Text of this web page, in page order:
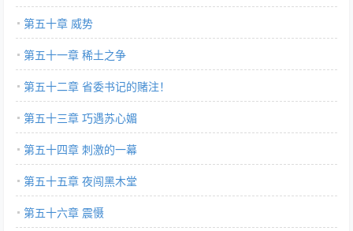
第五十章 威势
第五十一章 稀土之争
第五十二章 省委书记的赌注！
第五十三章 巧遇苏心媚
第五十四章 刺激的一幕
第五十五章 夜闯黑木堂
第五十六章 震慑